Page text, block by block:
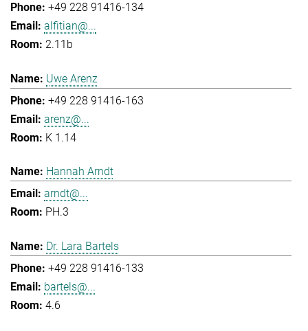
+49 228 91416-134
alfitian@...
2.11b
Uwe Arenz
+49 228 91416-163
arenz@...
K 1.14
Hannah Arndt
arndt@...
PH.3
Dr. Lara Bartels
+49 228 91416-133
bartels@...
4.6